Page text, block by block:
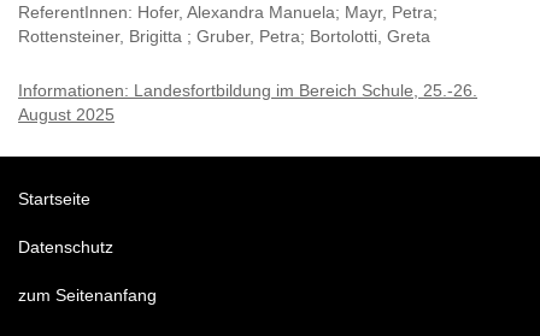
ReferentInnen: Hofer, Alexandra Manuela; Mayr, Petra;
Rottensteiner, Brigitta ; Gruber, Petra; Bortolotti, Greta
Informationen: Landesfortbildung im Bereich Schule, 25.-26.
August 2025
Startseite
Datenschutz
zum Seitenanfang